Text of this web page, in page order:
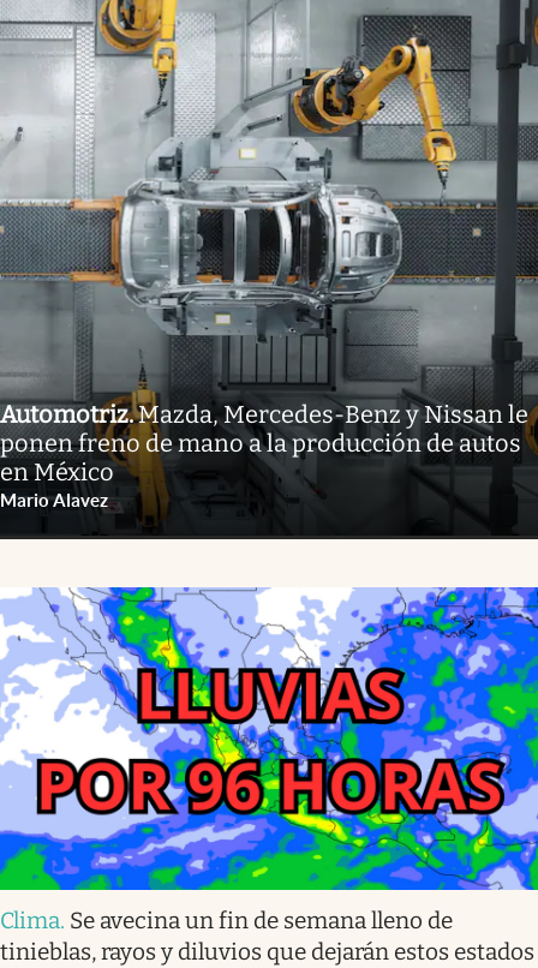
Automotriz.Mazda, Mercedes-Benz y Nissan le
ponen freno de mano a la producción de autos
en México
Mario Alavez
Clima. Se avecina un fin de semana lleno de
tinieblas, rayos y diluvios que dejarán estos estados